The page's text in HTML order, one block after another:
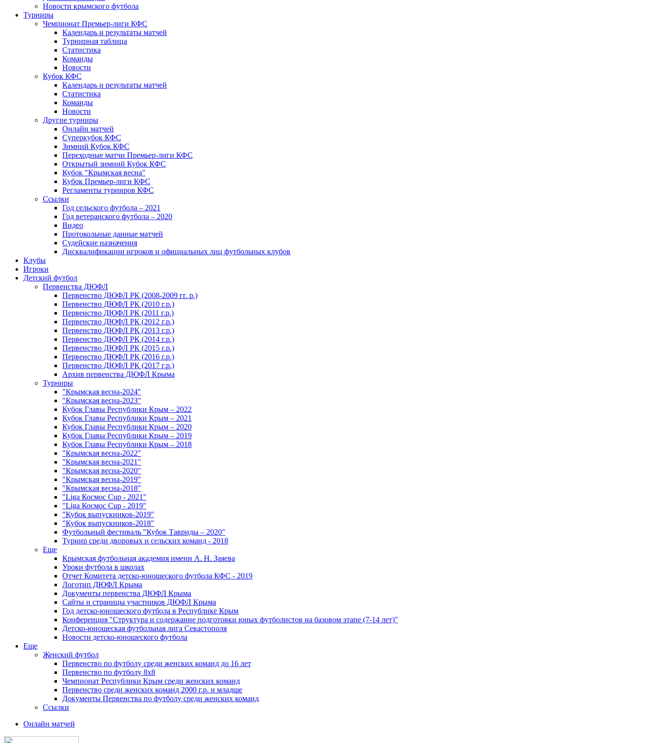
Новости крымского футбола
Турниры
Чемпионат Премьер-лиги КФС
Календарь и результаты матчей
Турнирная таблица
Статистика
Команды
Новости
Кубок КФС
Календарь и результаты матчей
Статистика
Команды
Новости
Другие турниры
Онлайн матчей
Суперкубок КФС
Зимний Кубок КФС
Переходные матчи Премьер-лиги КФС
Открытый зимний Кубок КФС
Кубок "Крымская весна"
Кубок Премьер-лиги КФС
Регламенты турниров КФС
Ссылки
Год сельского футбола – 2021
Год ветеранского футбола – 2020
Видео
Протокольные данные матчей
Судейские назначения
Дисквалификации игроков и официальных лиц футбольных клубов
Клубы
Игроки
Детский футбол
Первенства ДЮФЛ
Первенство ДЮФЛ РК (2008-2009 гг. р.)
Первенство ДЮФЛ РК (2010 г.р.)
Первенство ДЮФЛ РК (2011 г.р.)
Первенство ДЮФЛ РК (2012 г.р.)
Первенство ДЮФЛ РК (2013 г.р.)
Первенство ДЮФЛ РК (2014 г.р.)
Первенство ДЮФЛ РК (2015 г.р.)
Первенство ДЮФЛ РК (2016 г.р.)
Первенство ДЮФЛ РК (2017 г.р.)
Архив первенства ДЮФЛ Крыма
Турниры
"Крымская весна-2024"
"Крымская весна-2023"
Кубок Главы Республики Крым – 2022
Кубок Главы Республики Крым – 2021
Кубок Главы Республики Крым – 2020
Кубок Главы Республики Крым – 2019
Кубок Главы Республики Крым – 2018
"Крымская весна-2022"
"Крымская весна-2021"
"Крымская весна-2020"
"Крымская весна-2019"
"Крымская весна-2018"
"Liga Космос Cup - 2021"
"Liga Космос Cup - 2019"
"Кубок выпускников-2019"
"Кубок выпускников-2018"
Футбольный фестиваль "Кубок Тавриды – 2020"
Турнир среди дворовых и сельских команд - 2018
Еще
Крымская футбольная академия имени А. Н. Заяева
Уроки футбола в школах
Отчет Комитета детско-юношеского футбола КФС - 2019
Логотип ДЮФЛ Крыма
Документы первенства ДЮФЛ Крыма
Сайты и страницы участников ДЮФЛ Крыма
Год детско-юношеского футбола в Республике Крым
Конференция "Структура и содержание подготовки юных футболистов на базовом этапе (7-14 лет)"
Детско-юношеская футбольная лига Севастополя
Новости детско-юношеского футбола
Еще
Женский футбол
Первенство по футболу среди женских команд до 16 лет
Первенство по футболу 8х8
Чемпионат Республики Крым среди женских команд
Первенство среди женских команд 2000 г.р. и младше
Документы Первенства по футболу среди женских команд
Ссылки
Онлайн матчей